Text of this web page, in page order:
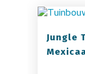
Jungle